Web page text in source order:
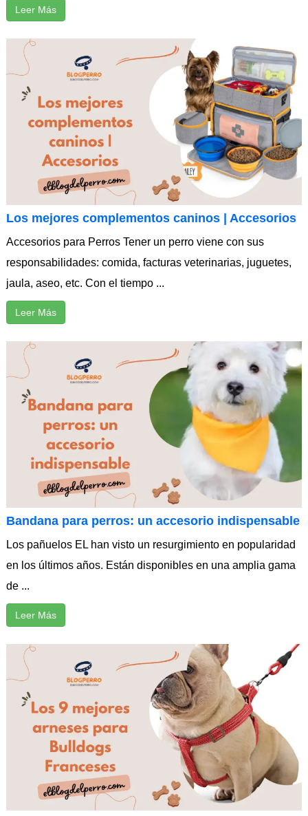
Leer Más
Los mejores complementos caninos | Accesorios
Accesorios para Perros Tener un perro viene con sus
responsabilidades: comida, facturas veterinarias, juguetes,
jaula, aseo, etc. Con el tiempo ...
Leer Más
Bandana para perros: un accesorio indispensable
Los pañuelos EL han visto un resurgimiento en popularidad
en los últimos años. Están disponibles en una amplia gama
de ...
Leer Más